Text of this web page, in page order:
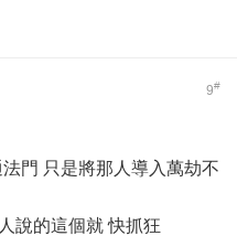
9#
門 只是將那人導入萬劫不
說的這個就 快抓狂